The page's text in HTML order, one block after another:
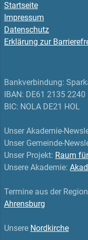
Startseite
Impressum
Datenschutz
Erklärung zur
Bankverbindung:
IBAN: DE61 2135
BIC: NOLA DE21 HOL
Unser Akademie-
Unser Gemeinde-
Unser Projekt: Raum
Unsere Akademie:
Termine aus der
Ahrensburg
Unsere Nordkirche